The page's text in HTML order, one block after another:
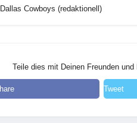
Dallas Cowboys (redaktionell)
Teile dies mit Deinen Freunden
Tweet